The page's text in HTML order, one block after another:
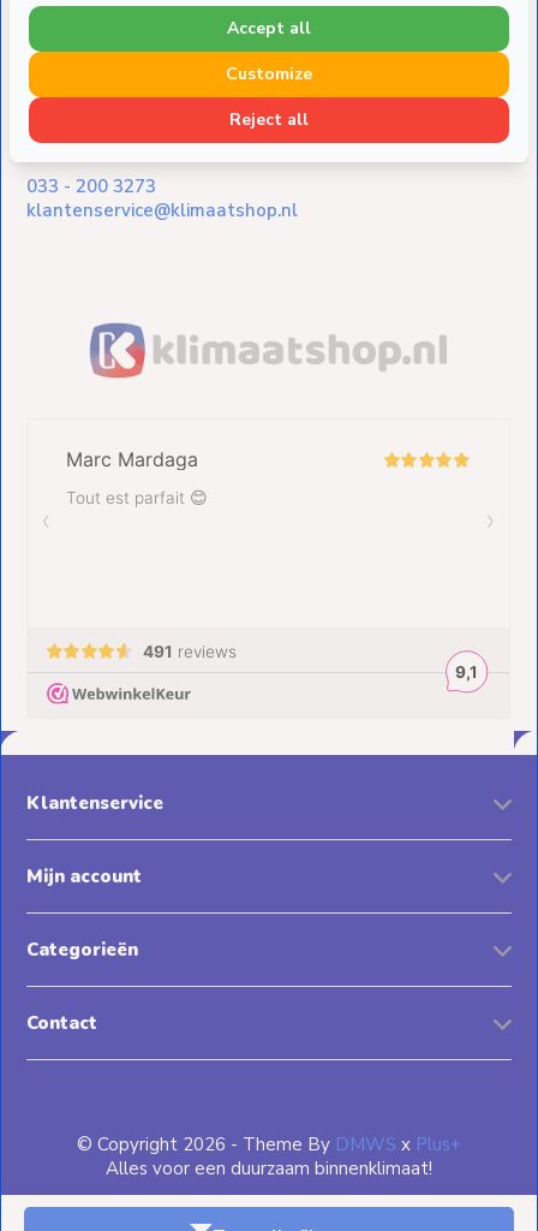
verwarming en ventilatie. Van verkoelen van een
slaapkamer tot
verwarmen van bedrijfspanden, wij staan klaar om te
helpen met jouw vraagstuk.
033 - 200 3273
klantenservice@klimaatshop.nl
Klantenservice
Mijn account
Categorieën
Contact
© Copyright 2026 - Theme By DMWS x Plus+
Alles voor een duurzaam binnenklimaat!
Reject all
Customize
Accept all